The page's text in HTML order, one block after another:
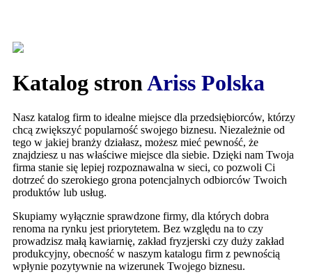
Katalog stronAriss Polska
Nasz katalog firm to idealne miejsce dla przedsiębiorców, którzy
chcą zwiększyć popularność swojego biznesu. Niezależnie od
tego w jakiej branży działasz, możesz mieć pewność, że
znajdziesz u nas właściwe miejsce dla siebie. Dzięki nam Twoja
firma stanie się lepiej rozpoznawalna w sieci, co pozwoli Ci
dotrzeć do szerokiego grona potencjalnych odbiorców Twoich
produktów lub usług.
Skupiamy wyłącznie sprawdzone firmy, dla których dobra
renoma na rynku jest priorytetem. Bez względu na to czy
prowadzisz małą kawiarnię, zakład fryzjerski czy duży zakład
produkcyjny, obecność w naszym katalogu firm z pewnością
wpłynie pozytywnie na wizerunek Twojego biznesu.